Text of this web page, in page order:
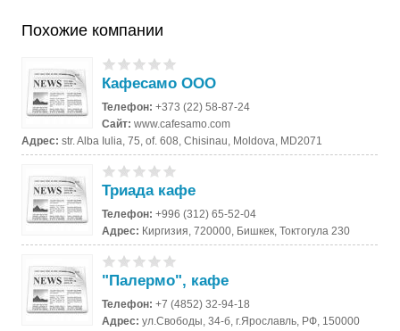
Похожие компании
Кафесамо ООО
Телефон:+373 (22) 58-87-24
Сайт:www.cafesamo.com
Адрес:str. Alba Iulia, 75, of. 608, Chisinau, Moldova, MD2071
Триада кафе
Телефон:+996 (312) 65-52-04
Адрес: Киргизия, 720000, Бишкек, Токтогула 230
"Палермо", кафе
Телефон:+7 (4852) 32-94-18
Адрес:ул.Свободы, 34-б, г.Ярославль, РФ, 150000